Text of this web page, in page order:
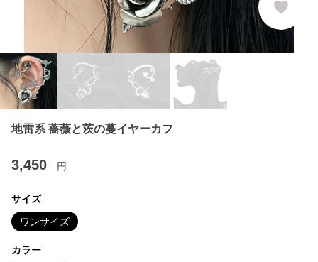
地雷系 薔薇と茨の蔓イヤーカフ
3,450 円
サイズ
ワンサイズ
カラー